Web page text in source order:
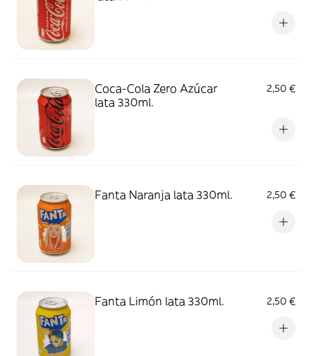
Coca-Cola Zero Azúcar
lata 330ml.
2,50 €
Fanta Naranja lata 330ml. 2,50 €
Fanta Limón lata 330ml. 2,50 €